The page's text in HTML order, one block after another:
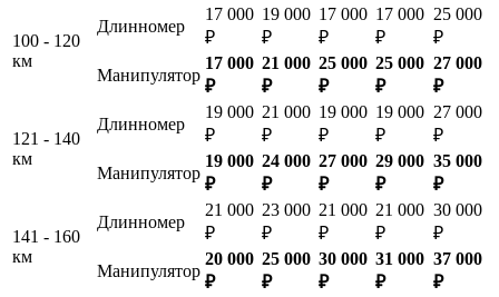
100 - 120
км
Длинномер
17 000
₽
19 000
₽
17 000
₽
17 000
₽
25 000
₽
Манипулятор
17 000
₽
21 000
₽
25 000
₽
25 000
₽
27 000
₽
121 - 140
км
Длинномер
19 000
₽
21 000
₽
19 000
₽
19 000
₽
27 000
₽
Манипулятор
19 000
₽
24 000
₽
27 000
₽
29 000
₽
35 000
₽
141 - 160
км
Длинномер
21 000
₽
23 000
₽
21 000
₽
21 000
₽
30 000
₽
Манипулятор
20 000
₽
25 000
₽
30 000
₽
31 000
₽
37 000
₽